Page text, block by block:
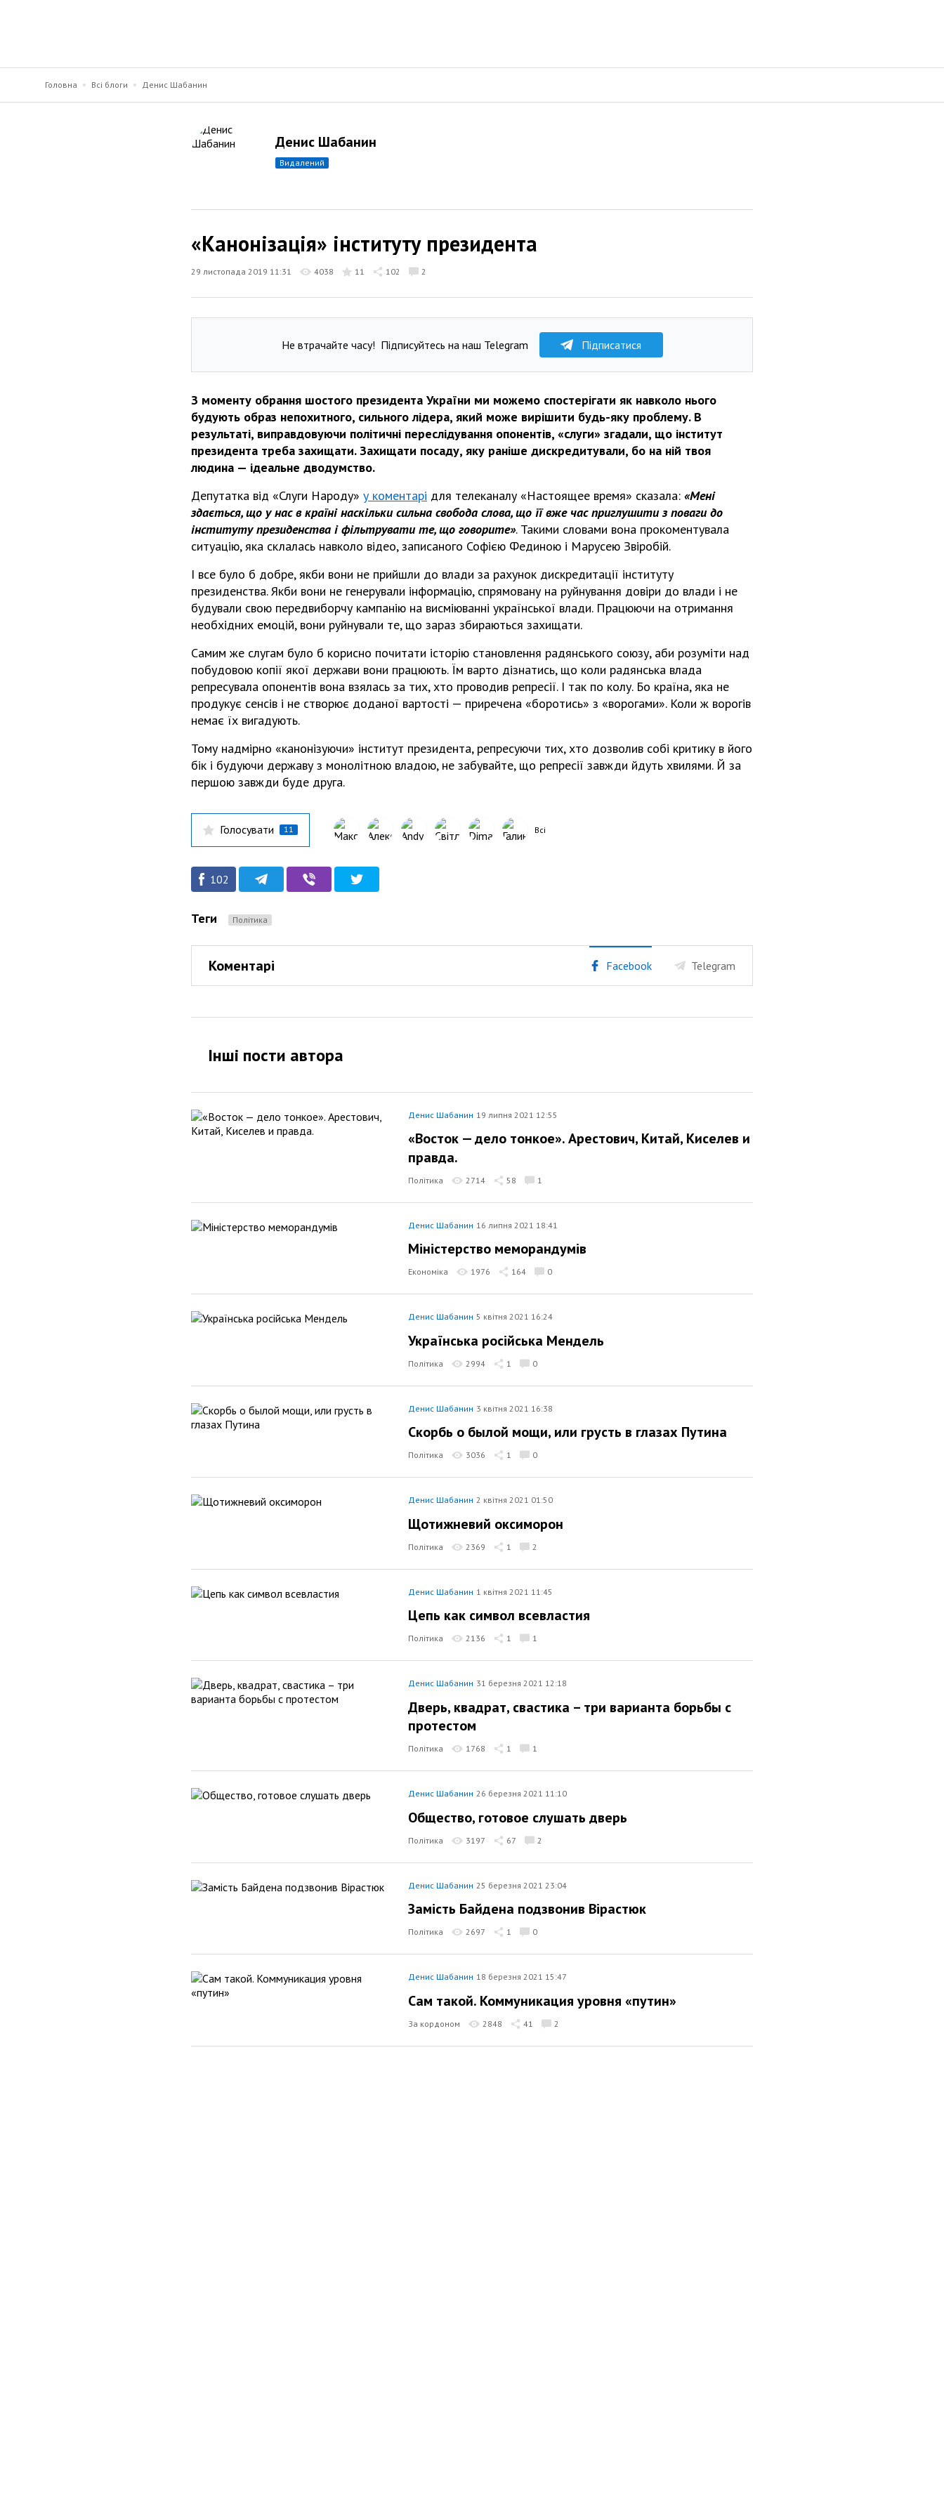
Головна Всі блоги Денис Шабанин
Денис Шабанин
видалений
«Канонізація» інституту президента
29 листопада 2019 11:31 4038 11 102 2
Не втрачайте часу! Підписуйтесь на наш Telegram Підписатися
З моменту обрання шостого президента України ми можемо спостерігати як навколо нього
будують образ непохитного, сильного лідера, який може вирішити будь-яку проблему. В
результаті, виправдовуючи політичні переслідування опонентів, «слуги» згадали, що інститут
президента треба захищати. Захищати посаду, яку раніше дискредитували, бо на ній твоя
людина — ідеальне дводумство.
Депутатка від «Слуги Народу» у коментарі для телеканалу «Настоящее время» сказала: «Мені
здається, що у нас в країні наскільки сильна свобода слова, що її вже час приглушити з поваги до
інституту президенства і фільтрувати те, що говорите». Такими словами вона прокоментувала
ситуацію, яка склалась навколо відео, записаного Софією Фединою і Марусею Звіробій.
І все було б добре, якби вони не прийшли до влади за рахунок дискредитації інституту
президенства. Якби вони не генерували інформацію, спрямовану на руйнування довіри до влади і не
будували свою передвиборчу кампанію на висміюванні української влади. Працюючи на отримання
необхідних емоцій, вони руйнували те, що зараз збираються захищати.
Самим же слугам було б корисно почитати історію становлення радянського союзу, аби розуміти над
побудовою копії якої держави вони працюють. Їм варто дізнатись, що коли радянська влада
репресувала опонентів вона взялась за тих, хто проводив репресії. І так по колу. Бо країна, яка не
продукує сенсів і не створює доданої вартості — приречена «боротись» з «ворогами». Коли ж ворогів
немає їх вигадують.
Тому надмірно «канонізуючи» інститут президента, репресуючи тих, хто дозволив собі критику в його
бік і будуючи державу з монолітною владою, не забувайте, що репресії завжди йдуть хвилями. Й за
першою завжди буде друга.
Голосувати 11 Всі
102
Теги Політика
Коментарі Facebook Telegram
Інші пости автора
Денис Шабанин 19 липня 2021 12:55
«Восток — дело тонкое». Арестович, Китай, Киселев и
правда.
Політика 2714 58 1
Денис Шабанин 16 липня 2021 18:41
Міністерство меморандумів
Економіка 1976 164 0
Денис Шабанин 5 квітня 2021 16:24
Українська російська Мендель
Політика 2994 1 0
Денис Шабанин 3 квітня 2021 16:38
Скорбь о былой мощи, или грусть в глазах Путина
Політика 3036 1 0
Денис Шабанин 2 квітня 2021 01:50
Щотижневий оксиморон
Політика 2369 1 2
Денис Шабанин 1 квітня 2021 11:45
Цепь как символ всевластия
Політика 2136 1 1
Денис Шабанин 31 березня 2021 12:18
Дверь, квадрат, свастика – три варианта борьбы с
протестом
Політика 1768 1 1
Денис Шабанин 26 березня 2021 11:10
Общество, готовое слушать дверь
Політика 3197 67 2
Денис Шабанин 25 березня 2021 23:04
Замість Байдена подзвонив Вірастюк
Політика 2697 1 0
Денис Шабанин 18 березня 2021 15:47
Сам такой. Коммуникация уровня «путин»
За кордоном 2848 41 2